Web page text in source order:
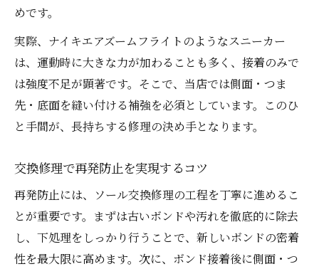
めです。
実際、ナイキエアズームフライトのようなスニーカー
は、運動時に大きな力が加わることも多く、接着のみで
は強度不足が顕著です。そこで、当店では側面・つま
先・底面を縫い付ける補強を必須としています。このひ
と手間が、長持ちする修理の決め手となります。
交換修理で再発防止を実現するコツ
再発防止には、ソール交換修理の工程を丁寧に進めるこ
とが重要です。まずは古いボンドや汚れを徹底的に除去
し、下処理をしっかり行うことで、新しいボンドの密着
性を最大限に高めます。次に、ボンド接着後に側面・つ